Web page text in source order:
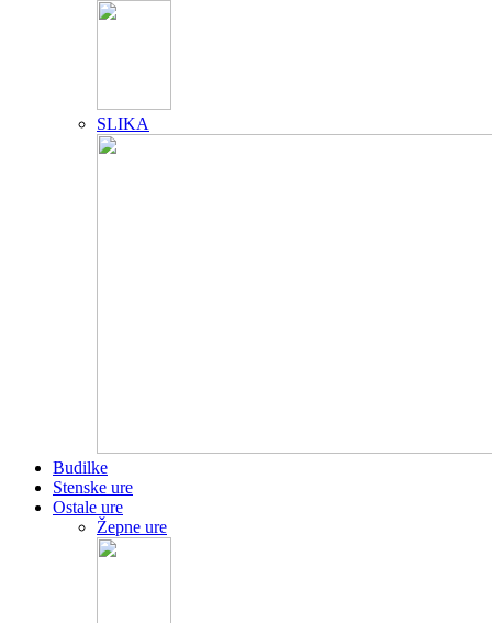
SLIKA
Budilke
Stenske ure
Ostale ure
Žepne ure